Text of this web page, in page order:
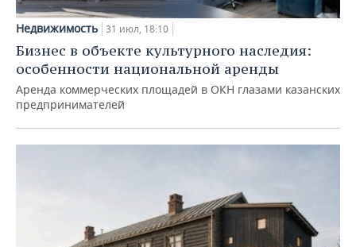
Недвижимость 31 июл, 18:10
Бизнес в объекте культурного наследия:
особенности национальной аренды
Аренда коммерческих площадей в ОКН глазами казанских
предпринимателей